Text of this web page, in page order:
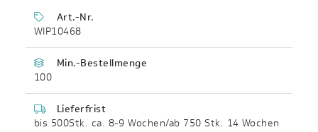
Art.-Nr.
WIP10468
Min.-Bestellmenge
100
Lieferfrist
bis 500Stk. ca. 8-9 Wochen/ab 750 Stk. 14 Wochen